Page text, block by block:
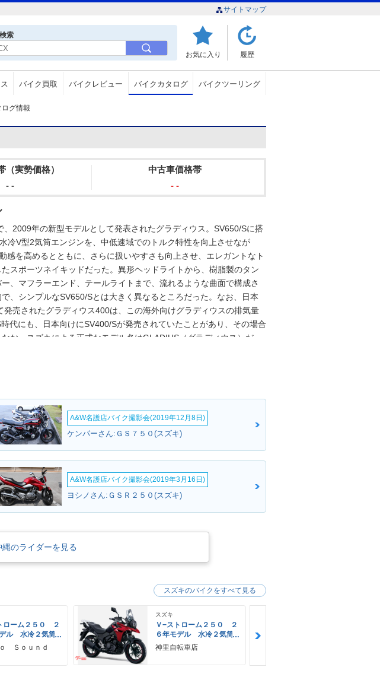
サイトマップ
索
お気に入り 履歴
バイク買取 バイクレビュー バイクカタログ バイクツーリング
グ情報
（実勢価格）
- -
中古車価格帯
- -
、2009年の新型モデルとして発表されたグラディウス。SV650/Sに搭
冷V型2気筒エンジンを、中低速域でのトルク特性を向上させなが
感を高めるとともに、さらに扱いやすさも向上させ、エレガントなト
スポーツネイキッドだった。異形ヘッドライトから、樹脂製のタン
、マフラーエンド、テールライトまで、流れるような曲面で構成さ
、シンプルなSV650/Sとは大きく異なるところだった。なお、日本
発売されたグラディウス400は、この海外向けグラディウスの排気量
代にも、日本向けにSV400/Sが発売されていたことがあり、その場合
お、スズキによる正式なモデル名はGLADIUS（グラディウス）だ
A&W名護店バイク撮影会(2019年12月8日)
ケンパーさん:ＧＳ７５０(スズキ)
A&W名護店バイク撮影会(2019年3月16日)
ヨシノさん:ＧＳＲ２５０(スズキ)
のライダーを見る
ローム２５０ ２
ル 水冷２気筒
ＬＥＤヘッド
準装備
ｏ Ｓｏｕｎｄ
スズキ
Ｖ−ストローム２５０ ２
６年モデル 水冷２気筒
エンジン ＬＥＤヘッド
ライト標準装備
神里自転車店
スズキのバイクをすべて見る